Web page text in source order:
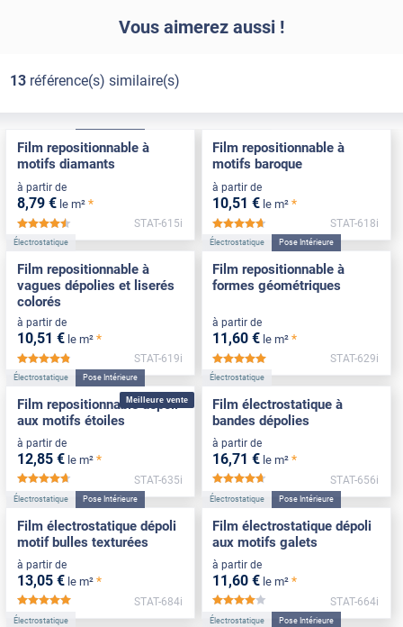
Vous aimerez aussi !
13référence(s) similaire(s)
Film repositionnable à
motifs diamants
à partir de
8,79 € le m² *
*****
STAT-615i
Film repositionnable à
motifs baroque
à partir de
10,51 € le m² *
*****
STAT-618i
Électrostatique
Film repositionnable à
vagues dépolies et liserés
colorés
à partir de
10,51 € le m² *
*****
STAT-619i
Électrostatique Pose Intérieure
Film repositionnable à
formes géométriques
à partir de
11,60 € le m² *
STAT-629i
Meilleure vente
Électrostatique Pose Intérieure
Film repositionnable dépoli
aux motifs étoiles
à partir de
12,85 € le m² *
*****
STAT-635i
Électrostatique
Film électrostatique à
bandes dépolies
à partir de
16,71 € le m² *
*****
STAT-656i
Électrostatique Pose Intérieure
Film électrostatique dépoli
motif bulles texturées
à partir de
13,05 € le m² *
*****
STAT-684i
Électrostatique Pose Intérieure
Film électrostatique dépoli
aux motifs galets
à partir de
11 ,60 € le m² *
*****
STAT-664i
Électrostatique Électrostatique Pose Intérieure